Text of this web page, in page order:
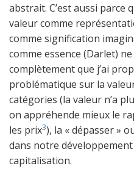
abstrait. C’est aussi parce
valeur comme
comme signification
comme essence (Darlet)
complètement que j’ai
problématique sur la
catégories (la valeur n’a
on appréhende mieux le
les prix3), la « dépasser »
dans notre
capitalisation.